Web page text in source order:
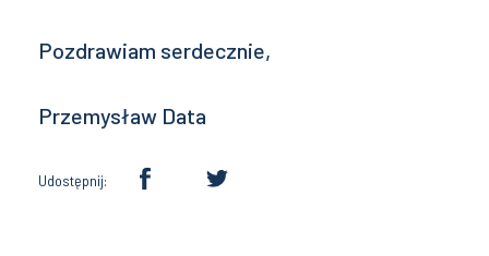
Pozdrawiam serdecznie,
Przemysław Data
Udostępnij: